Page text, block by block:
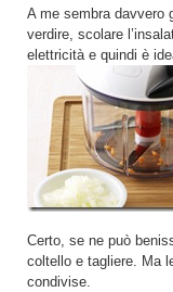
A me sembra davvero
verdire, scolare
elettricità e quindi è
Certo, se ne può
coltello e tagliere. Ma
condivise.